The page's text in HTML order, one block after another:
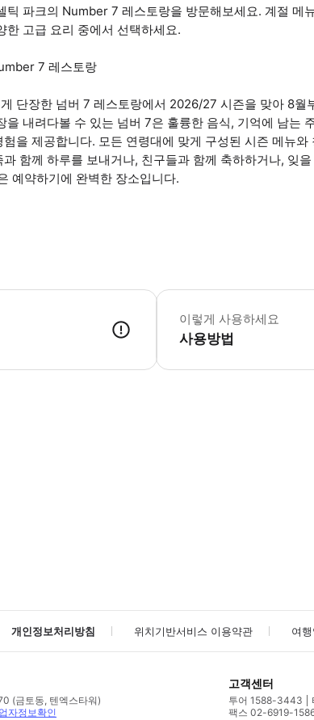
틱 파크의 Number 7 레스토랑을 방문해보세요. 계절 메
한 고급 요리 중에서 선택하세요.
7 레스토랑
단장한 넘버 7 레스토랑에서 2026/27 시즌을 맞아 8월
을 내려다볼 수 있는 넘버 7은 훌륭한 음식, 기억에 남는
을 제공합니다. 모든 연령대에 맞게 구성된 시즌 메뉴
함께 하루를 보내거나, 친구들과 함께 축하하거나, 잊
예약하기에 완벽한 장소입니다.
금요일, 토요일, 일요일 이용 가
이렇게 사용하세요
사용방법
개인정보처리방침 위치기반서비스 이용약관 여
(금토동, 텐엑스타워)
자정보확인
고객센터
투어 1588-3443
팩스 02-6919-